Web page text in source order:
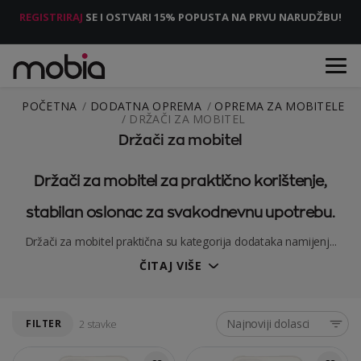
REGISTRIRAJ SE I OSTVARI 15% POPUSTA NA PRVU NARUDŽBU!
POČETNA DODATNA OPREMA
OPREMA ZA MOBITELE
DRŽAČI ZA MOBITEL
Držači za mobitel
Držači za mobitel za praktično korištenje,
stabilan oslonac za svakodnevnu upotrebu.
Držači za mobitel praktična su kategorija dodataka namijenj...
ČITAJ VIŠE
FILTER 2 stavke Najnoviji dolasci